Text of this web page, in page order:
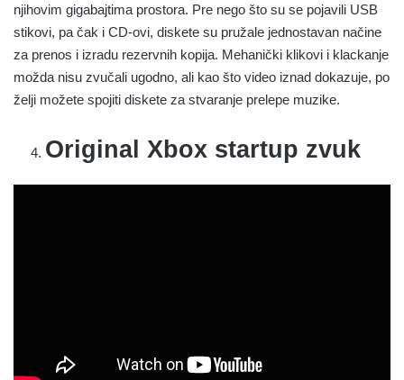
njihovim gigabajtima prostora. Pre nego što su se pojavili USB
stikovi, pa čak i CD-ovi, diskete su pružale jednostavan načine
za prenos i izradu rezervnih kopija. Mehanički klikovi i klackanje
možda nisu zvučali ugodno, ali kao što video iznad dokazuje, po
želji možete spojiti diskete za stvaranje prelepe muzike.
Original Xbox startup zvuk